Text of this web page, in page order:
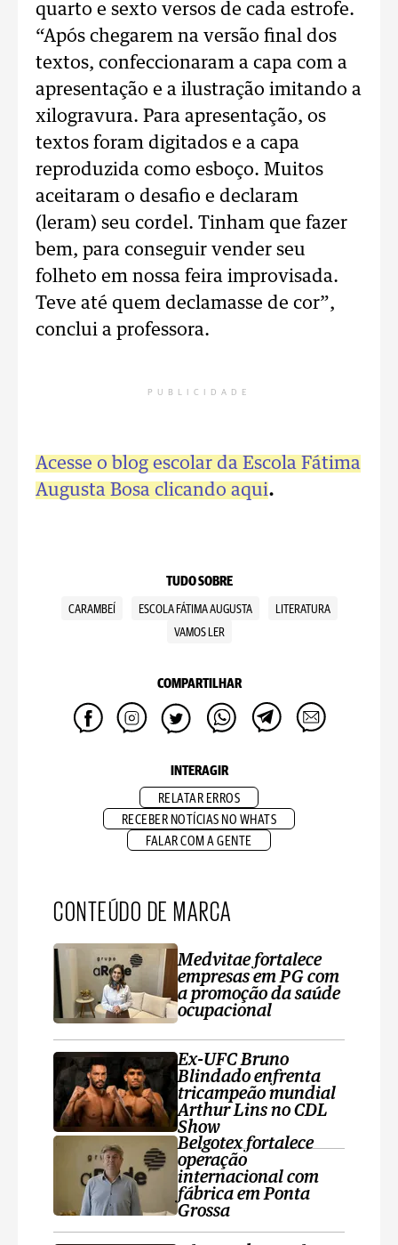
quarto e sexto versos de cada estrofe.
“Após chegarem na versão final dos
textos, confeccionaram a capa com a
apresentação e a ilustração imitando a
xilogravura. Para apresentação, os
textos foram digitados e a capa
reproduzida como esboço. Muitos
aceitaram o desafio e declaram
(leram) seu cordel. Tinham que fazer
bem, para conseguir vender seu
folheto em nossa feira improvisada.
Teve até quem declamasse de cor”,
conclui a professora.
PUBLICIDADE
Acesse o blog escolar da Escola Fátima
Augusta Bosa clicando aqui.
TUDO SOBRE
CARAMBEÍ ESCOLA FÁTIMA AUGUSTA
LITERATURA
VAMOS LER
COMPARTILHAR
INTERAGIR
RELATAR ERROS
RECEBER NOTÍCIAS NO WHATS
FALAR COM A GENTE
CONTEÚDO DE MARCA
Medvitae fortalece
empresas em PG com
a promoção da saúde
ocupacional
Ex-UFC Bruno
Blindado enfrenta
tricampeão mundial
Arthur Lins no CDL
Show
Belgotex fortalece
operação
internacional com
fábrica em Ponta
Grossa